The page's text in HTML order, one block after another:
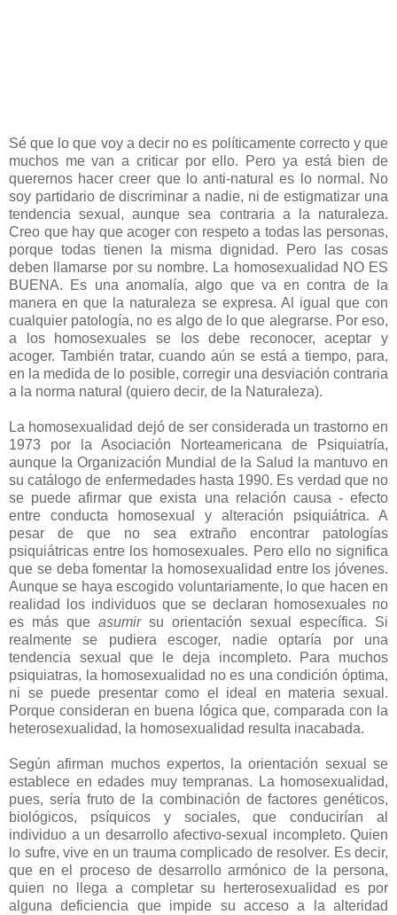
Sé que lo que voy a decir no es políticamente correcto y que
muchos me van a criticar por ello. Pero ya está bien de
querernos hacer creer que lo anti-natural es lo normal. No
soy partidario de discriminar a nadie, ni de estigmatizar una
tendencia sexual, aunque sea contraria a la naturaleza.
Creo que hay que acoger con respeto a todas las personas,
porque todas tienen la misma dignidad. Pero las cosas
deben llamarse por su nombre. La homosexualidad NO ES
BUENA. Es una anomalía, algo que va en contra de la
manera en que la naturaleza se expresa. Al igual que con
cualquier patología, no es algo de lo que alegrarse. Por eso,
a los homosexuales se los debe reconocer, aceptar y
acoger. También tratar, cuando aún se está a tiempo, para,
en la medida de lo posible, corregir una desviación contraria
a la norma natural (quiero decir, de la Naturaleza).
La homosexualidad dejó de ser considerada un trastorno en
1973 por la Asociación Norteamericana de Psiquiatría,
aunque la Organización Mundial de la Salud la mantuvo en
su catálogo de enfermedades hasta 1990. Es verdad que no
se puede afirmar que exista una relación causa - efecto
entre conducta homosexual y alteración psiquiátrica. A
pesar de que no sea extraño encontrar patologías
psiquiátricas entre los homosexuales. Pero ello no significa
que se deba fomentar la homosexualidad entre los jóvenes.
Aunque se haya escogido voluntariamente, lo que hacen en
realidad los individuos que se declaran homosexuales no
es más que asumirsu orientación sexual específica. Si
realmente se pudiera escoger, nadie optaría por una
tendencia sexual que le deja incompleto. Para muchos
psiquiatras, la homosexualidad no es una condición óptima,
ni se puede presentar como el ideal en materia sexual.
Porque consideran en buena lógica que, comparada con la
heterosexualidad, la homosexualidad resulta inacabada.
Según afirman muchos expertos, la orientación sexual se
establece en edades muy tempranas. La homosexualidad,
pues, sería fruto de la combinación de factores genéticos,
biológicos, psíquicos y sociales, que conducirían al
individuo a un desarrollo afectivo-sexual incompleto. Quien
lo sufre, vive en un trauma complicado de resolver. Es decir,
que en el proceso de desarrollo armónico de la persona,
quien no llega a completar su herterosexualidad es por
alguna deficiencia que impide su acceso a la alteridad